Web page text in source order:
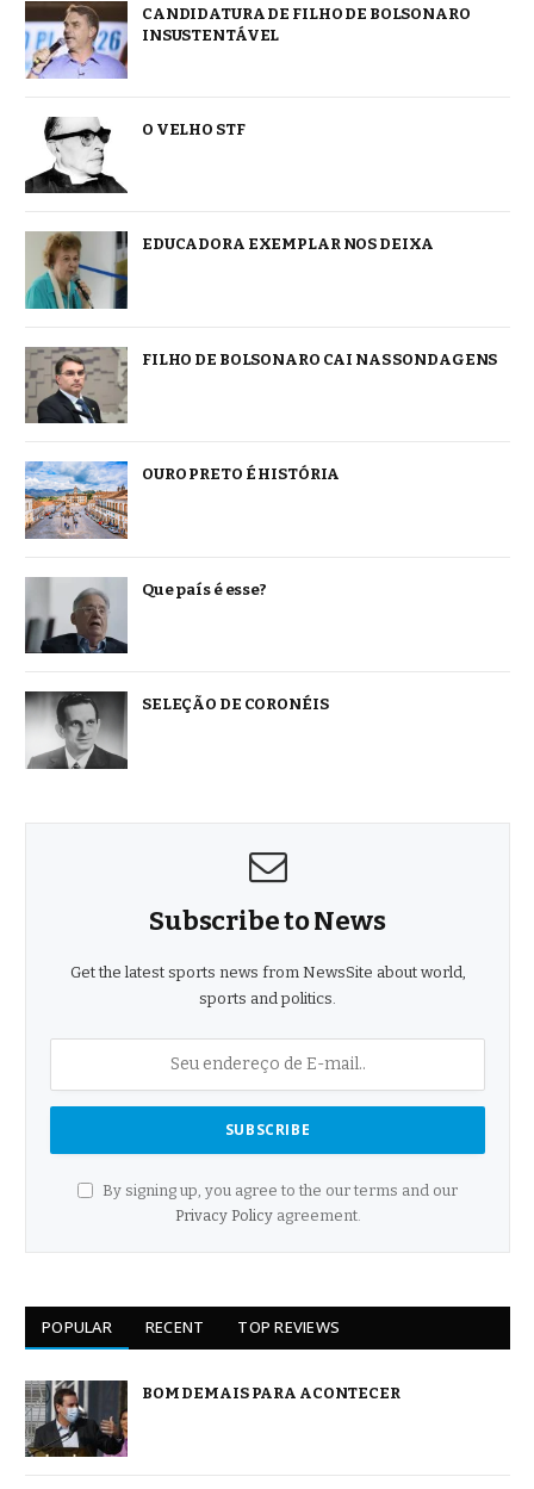
CANDIDATURA DE FILHO DE BOLSONARO
INSUSTENTÁVEL
O VELHO STF
EDUCADORA EXEMPLAR NOS DEIXA
FILHO DE BOLSONARO CAI NAS SONDAGENS
OURO PRETO É HISTÓRIA
Que país é esse?
SELEÇÃO DE CORONÉIS
Subscribe to News
Get the latest sports news from NewsSite about world,
sports and politics.
By signing up, you agree to the our terms and our
Privacy Policyagreement.
POPULAR RECENT TOP REVIEWS
BOM DEMAIS PARA ACONTECER